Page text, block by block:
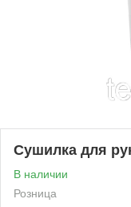
Сушилка для
В наличии
Розница